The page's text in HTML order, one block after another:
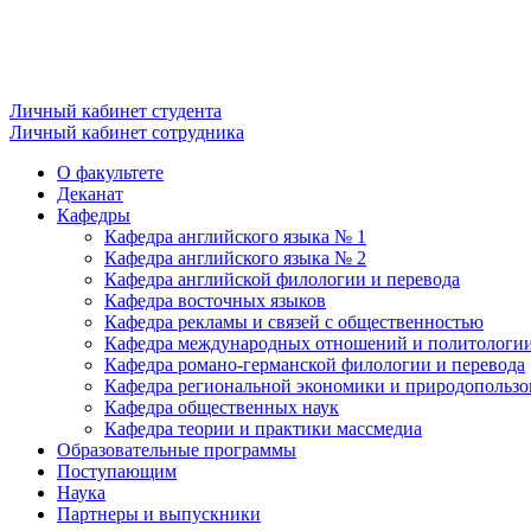
Личный кабинет студента
Личный кабинет сотрудника
О факультете
Деканат
Кафедры
Кафедра английского языка № 1
Кафедра английского языка № 2
Кафедра английской филологии и перевода
Кафедра восточных языков
Кафедра рекламы и связей с общественностью
Кафедра международных отношений и
Кафедра романо-германской филологии и перевода
Кафедра региональной экономики и
Кафедра общественных наук
Кафедра теории и практики массмедиа
Образовательные программы
Поступающим
Наука
Партнеры и выпускники